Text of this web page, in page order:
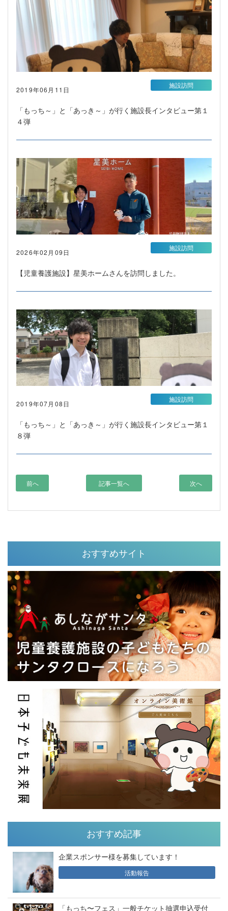
2019年06月11日
「もっち～」と「あっき～」が行く施設長インタビュー第１
４弾
施設訪問
2026年02月09日
【児童養護施設】星美ホームさんを訪問しました。
施設訪問
2019年07月08日
「もっち～」と「あっき～」が行く施設長インタビュー第１
８弾
施設訪問
前へ 記事一覧へ 次へ
おすすめサイト
おすすめ記事
企業スポンサー様を募集しています！
活動報告
「もっち〜フェス」一般チケット抽選申込受付